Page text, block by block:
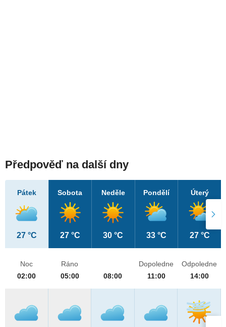
Předpověď na další dny
Pátek
27 °C
Sobota
27 °C
Neděle
30 °C
Pondělí
33 °C
Úterý
27 °C
Noc
02:00
Ráno
05:00
08:00
Dopoledne
11:00
Odpoledne
14:00